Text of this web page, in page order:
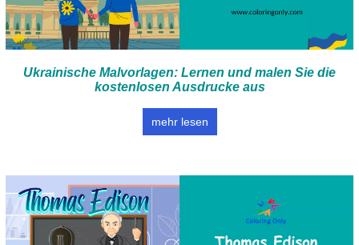
Ukrainische Malvorlagen: Lernen und malen Sie die
kostenlosen Ausdrucke aus
mehr lesen